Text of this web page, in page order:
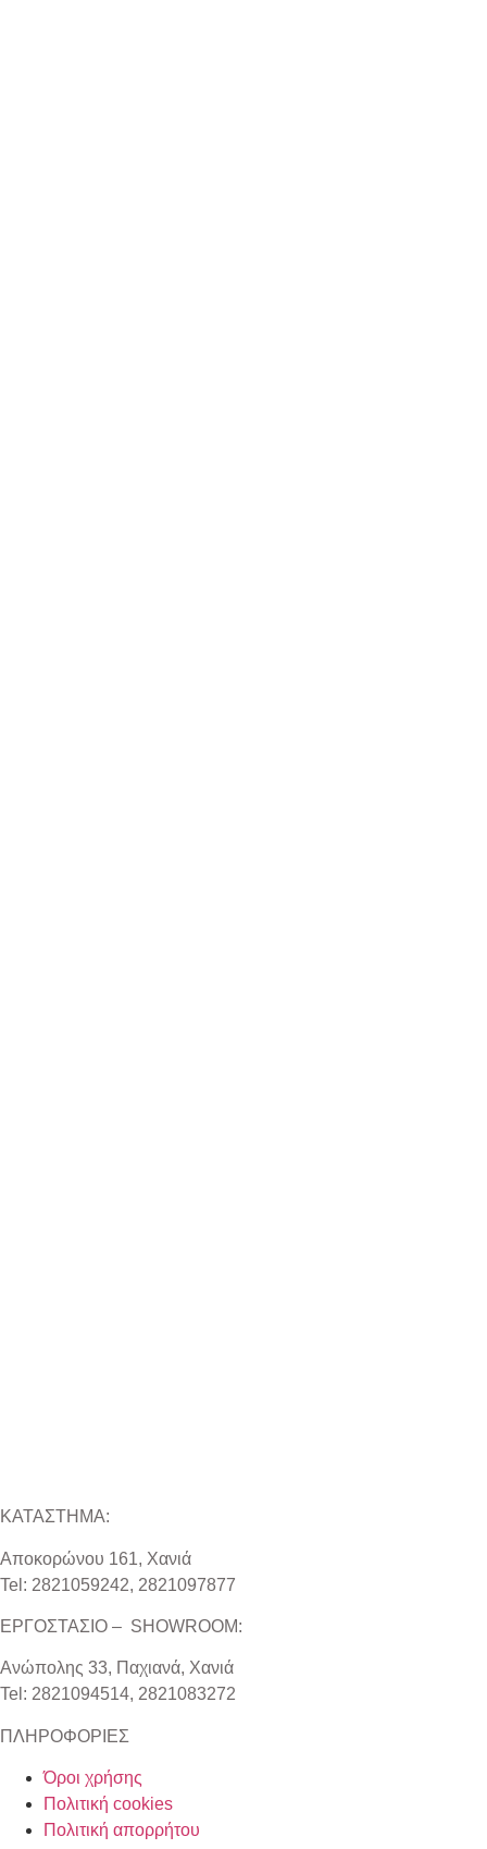
ΚΑΤΑΣΤΗΜΑ:
Αποκορώνου 161, Χανιά
Tel: 2821059242, 2821097877
ΕΡΓΟΣΤΑΣΙΟ – SHOWROOM:
Ανώπολης 33, Παχιανά, Χανιά
Tel: 2821094514, 2821083272
ΠΛΗΡΟΦΟΡΙΕΣ
Όροι χρήσης
Πολιτική cookies
Πολιτική απορρήτου